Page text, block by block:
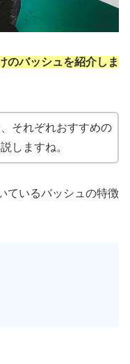
のバッシュを紹介しま
それぞれおすすめの
しますね。
ているバッシュの特徴